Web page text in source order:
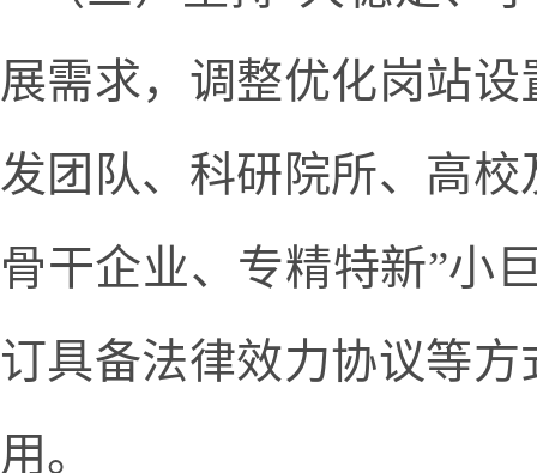
展需求，调整优化岗站
发团队、科研院所、高
骨干企业、专精特新”小
订具备法律效力协议等
用。